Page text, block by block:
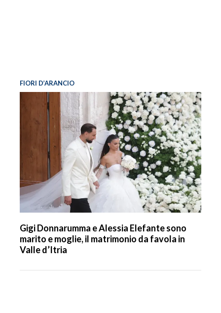
FIORI D’ARANCIO
Gigi Donnarumma e Alessia Elefante sono
marito e moglie, il matrimonio da favola in
Valle d’Itria